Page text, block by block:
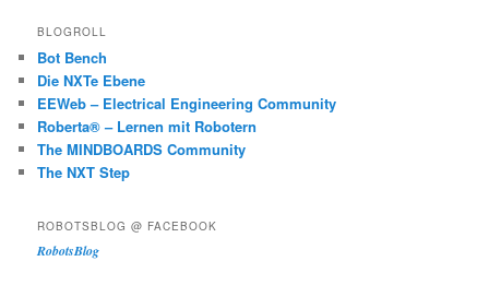
BLOGROLL
Bot Bench
Die NXTe Ebene
EEWeb – Electrical Engineering Community
Roberta® – Lernen mit Robotern
The MINDBOARDS Community
The NXT Step
ROBOTSBLOG @ FACEBOOK
RobotsBlog